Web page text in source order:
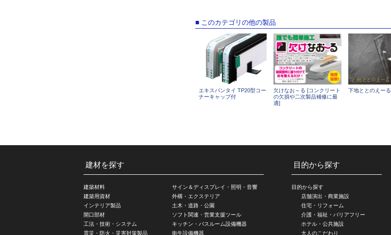
■ このカテゴリの他の製品
エキスパンタイ TP20型コー
ナーキャップ付
欠けなお～る [コンクリート
の欠損や二次製品補修に最
適]
下地ととのえーる
建材を探す
建築材料
建築用資材
インテリア製品
開口部材
工法・技術・システム
震災・防火・災害対策製品
サイン＆ディスプレイ・照明・音響
外構・エクステリア
土木・道路・公園
ソフト関連・営業支援ツール
キッチン・バスルーム設備機器
衛生設備機器
目的から探す
目的から探す
店舗演出・商業施設
住宅・リフォーム
介護・福祉・バリアフリー
ホテル・公共施設
大人のこだわり